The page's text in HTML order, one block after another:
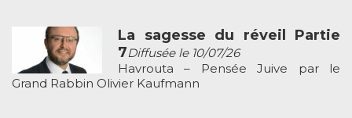
La sagesse du réveil Partie
7Diffusée le 10/07/26
Havrouta – Pensée Juive par le
Grand Rabbin Olivier Kaufmann